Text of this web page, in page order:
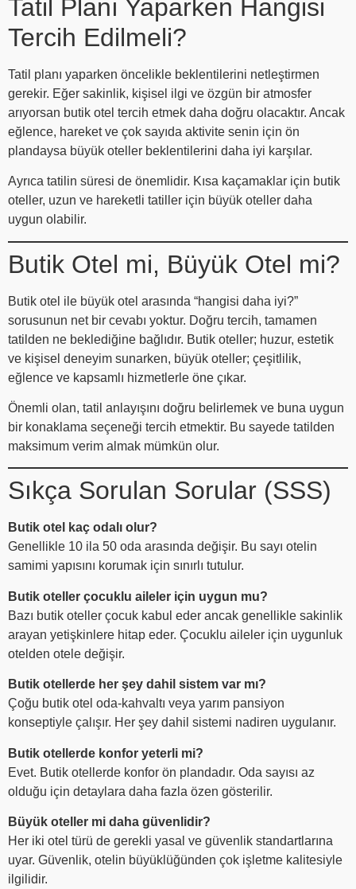
Tatil Planı Yaparken Hangisi
Tercih Edilmeli?
Tatil planı yaparken öncelikle beklentilerini netleştirmen
gerekir. Eğer sakinlik, kişisel ilgi ve özgün bir atmosfer
arıyorsan butik otel tercih etmek daha doğru olacaktır. Ancak
eğlence, hareket ve çok sayıda aktivite senin için ön
plandaysa büyük oteller beklentilerini daha iyi karşılar.
Ayrıca tatilin süresi de önemlidir. Kısa kaçamaklar için butik
oteller, uzun ve hareketli tatiller için büyük oteller daha
uygun olabilir.
Butik Otel mi, Büyük Otel mi?
Butik otel ile büyük otel arasında “hangisi daha iyi?”
sorusunun net bir cevabı yoktur. Doğru tercih, tamamen
tatilden ne beklediğine bağlıdır. Butik oteller; huzur, estetik
ve kişisel deneyim sunarken, büyük oteller; çeşitlilik,
eğlence ve kapsamlı hizmetlerle öne çıkar.
Önemli olan, tatil anlayışını doğru belirlemek ve buna uygun
bir konaklama seçeneği tercih etmektir. Bu sayede tatilden
maksimum verim almak mümkün olur.
Sıkça Sorulan Sorular (SSS)
Butik otel kaç odalı olur?
Genellikle 10 ila 50 oda arasında değişir. Bu sayı otelin
samimi yapısını korumak için sınırlı tutulur.
Butik oteller çocuklu aileler için uygun mu?
Bazı butik oteller çocuk kabul eder ancak genellikle sakinlik
arayan yetişkinlere hitap eder. Çocuklu aileler için uygunluk
otelden otele değişir.
Butik otellerde her şey dahil sistem var mı?
Çoğu butik otel oda-kahvaltı veya yarım pansiyon
konseptiyle çalışır. Her şey dahil sistemi nadiren uygulanır.
Butik otellerde konfor yeterli mi?
Evet. Butik otellerde konfor ön plandadır. Oda sayısı az
olduğu için detaylara daha fazla özen gösterilir.
Büyük oteller mi daha güvenlidir?
Her iki otel türü de gerekli yasal ve güvenlik standartlarına
uyar. Güvenlik, otelin büyüklüğünden çok işletme kalitesiyle
ilgilidir.